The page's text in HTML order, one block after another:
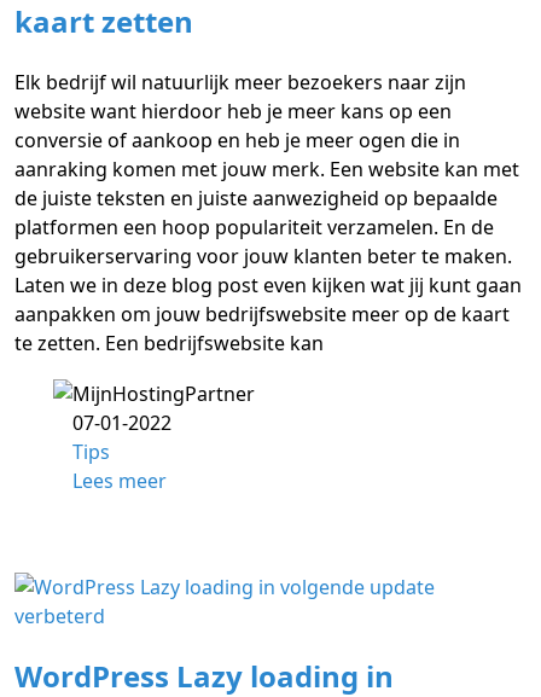
kaart zetten
Elk bedrijf wil natuurlijk meer bezoekers naar zijn
website want hierdoor heb je meer kans op een
conversie of aankoop en heb je meer ogen die in
aanraking komen met jouw merk. Een website kan met
de juiste teksten en juiste aanwezigheid op bepaalde
platformen een hoop populariteit verzamelen. En de
gebruikerservaring voor jouw klanten beter te maken.
Laten we in deze blog post even kijken wat jij kunt gaan
aanpakken om jouw bedrijfswebsite meer op de kaart
te zetten. Een bedrijfswebsite kan
07-01-2022
Tips
Lees meer
WordPress Lazy loading in